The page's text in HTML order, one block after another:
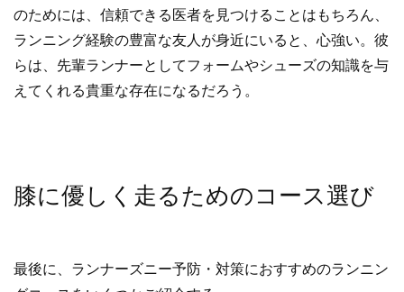
のためには、信頼できる医者を見つけることはもちろん、
ランニング経験の豊富な友人が身近にいると、心強い。彼
らは、先輩ランナーとしてフォームやシューズの知識を与
えてくれる貴重な存在になるだろう。
膝に優しく走るためのコース選び
最後に、ランナーズニー予防・対策におすすめのランニン